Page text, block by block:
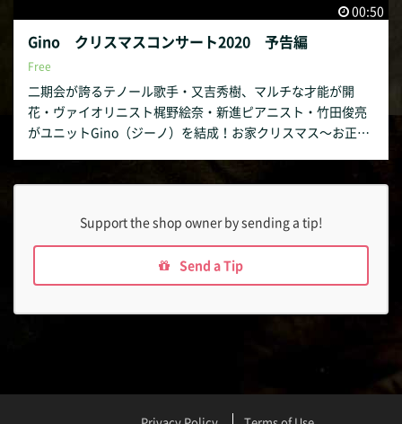
00:50
Gino クリスマスコンサート2020 予告編
Free
二期会が誇るテノール歌手・又吉秀樹、マルチな才能が開
花・ヴァイオリニスト梶野絵奈・新進ピアニスト・竹田俊亮
がユニットGino（ジーノ）を結成！お家クリスマス〜お正月
Support the shop owner by sending a tip!
Send a Tip